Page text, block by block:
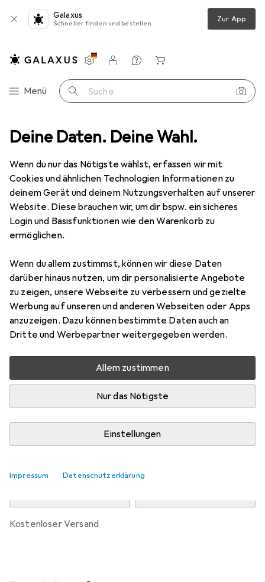
Deine Daten. Deine Wahl.
Wenn du nur das Nötigste wählst, erfassen wir mit
Cookies und ähnlichen Technologien Informationen zu
deinem Gerät und deinem Nutzungsverhalten auf unserer
Website. Diese brauchen wir, um dir bspw. ein sicheres
Login und Basisfunktionen wie den Warenkorb zu
ermöglichen.
Wenn du allem zustimmst, können wir diese Daten
darüber hinaus nutzen, um dir personalisierte Angebote
zu zeigen, unsere Webseite zu verbessern und gezielte
Werbung auf unseren und anderen Webseiten oder Apps
anzuzeigen. Dazu können bestimmte Daten auch an
Dritte und Werbepartner weitergegeben werden.
Allem zustimmen
Nur das Nötigste
Einstellungen
Impressum Datenschutzerklärung
Galaxus
Schneller finden und bestellen Zur App
Navigation nach Kategorien
Menü Suche
Einstellungen
Kundenkonto
Vergleichslisten
Merklisten
Warenkorb
Netzwerkadapter PoE Injector Konftel Netzteil PoE Injektor
KonftelNetzteil PoE Injektor
802.3af (PoE), 802.3at (PoE+)
Preis in EUR inkl. MwSt.
EUR
44,85
Schneller lieferbar
Angebot fürEUR
56,53
Bewertungen Marke
Mehr von Konftel
Zwischen Di, 11.8. und Do, 13.8. geliefert
5 Stück an Lager beim Lieferanten
Lieferort angeben für genaue Lieferzeit
kostenloser Versand